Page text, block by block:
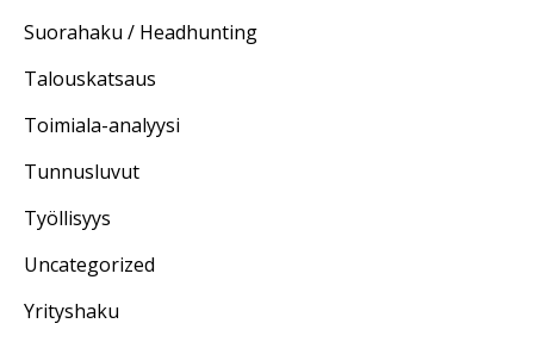
Suorahaku / Headhunting
Talouskatsaus
Toimiala-analyysi
Tunnusluvut
Työllisyys
Uncategorized
Yrityshaku